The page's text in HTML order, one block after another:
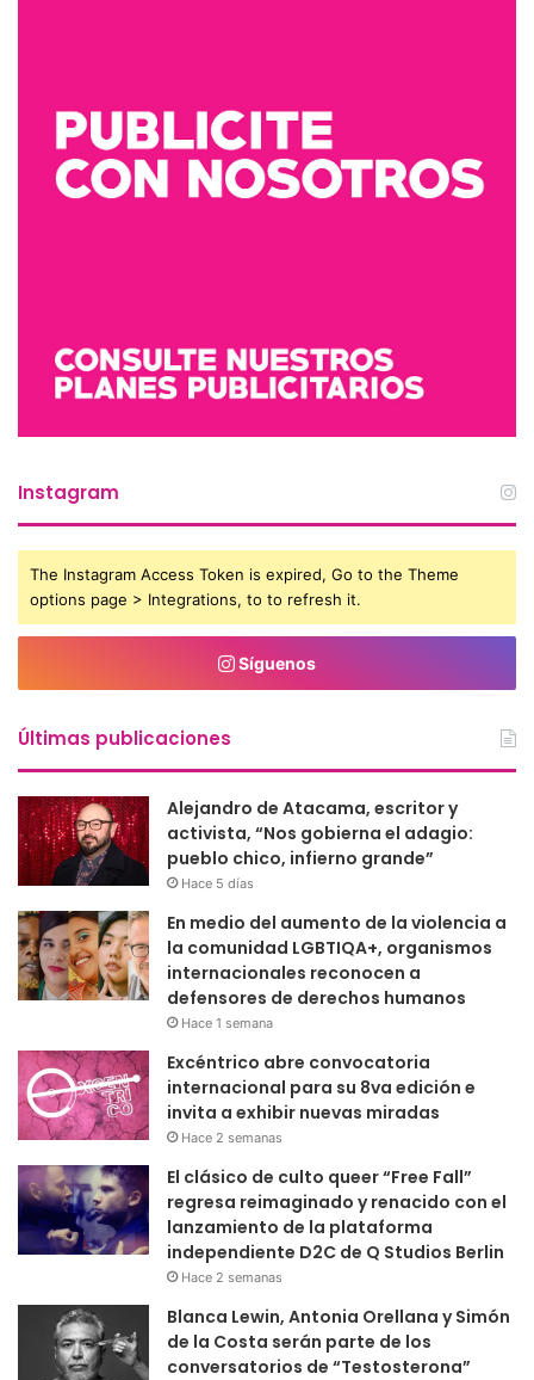
Instagram
The Instagram Access Token is expired, Go to the Theme
options page > Integrations, to to refresh it.
Síguenos
Últimas publicaciones
Alejandro de Atacama, escritor y
activista, “Nos gobierna el adagio:
pueblo chico, infierno grande”
Hace 5 días
En medio del aumento de la violencia a
la comunidad LGBTIQA+, organismos
internacionales reconocen a
defensores de derechos humanos
Hace 1 semana
Excéntrico abre convocatoria
internacional para su 8va edición e
invita a exhibir nuevas miradas
Hace 2 semanas
El clásico de culto queer “Free Fall”
regresa reimaginado y renacido con el
lanzamiento de la plataforma
independiente D2C de Q Studios Berlin
Hace 2 semanas
Blanca Lewin, Antonia Orellana y Simón
de la Costa serán parte de los
conversatorios de “Testosterona”